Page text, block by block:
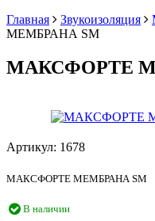
Главная
Звукоизоляция
МЕМБРАНА SM
МАКСФОРТЕ
Артикул: 1678
МАКСФОРТЕ МЕМБРАНА SM
В наличии